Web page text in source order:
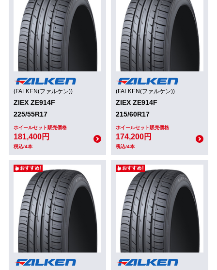
(FALKEN(ファルケン))
ZIEX ZE914F
225/55R17
ホイールセット販売価格
181,400円
税込/4本
(FALKEN(ファルケン))
ZIEX ZE914F
215/60R17
ホイールセット販売価格
174,200円
税込/4本